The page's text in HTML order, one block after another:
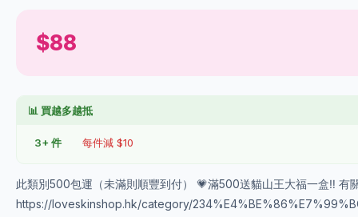
$88
📊 買越多越抵
3+ 件 每件減 $10
此類別500包運（未滿則順豐到付） 💗滿500送貓山王大福一盒‼️ 有關
https://loveskinshop.hk/category/